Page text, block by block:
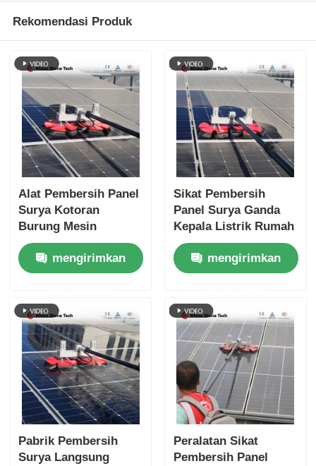
Rekomendasi Produk
Alat Pembersih Panel
Surya Kotoran
Burung Mesin
Pembersih Genggam
Umpan Air Sikat
mengirimkan
Sikat Pembersih
Panel Surya Ganda
Kepala Listrik Rumah
Tenaga Surya dengan
Tongkat Teleskopik
Lewat Air
mengirimkan
Pabrik Pembersih
Surya Langsung
Peralatan Sikat
Pembersih Panel